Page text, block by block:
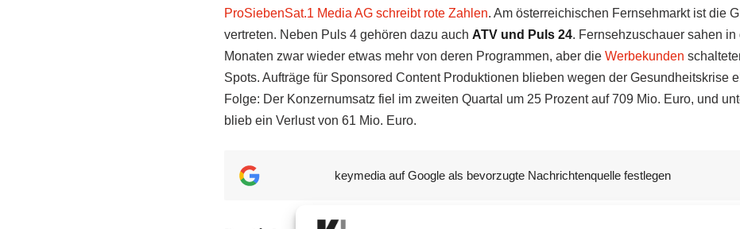
ProSiebenSat.1 Media AG schreibt rote Zahlen. Am österreichischen Fernsehmarkt ist die
vertreten. Neben Puls 4 gehören dazu auch ATV und Puls 24. Fernsehzuschauer sahen
Monaten zwar wieder etwas mehr von deren Programmen, aber die Werbekunden
Spots. Aufträge für Sponsored Content Produktionen blieben wegen der Gesundheitskrise
Folge: Der Konzernumsatz fiel im zweiten Quartal um 25 Prozent auf 709 Mio. Euro, und
blieb ein Verlust von 61 Mio. Euro.
keymedia auf Google als bevorzugte Nachrichtenquelle festlegen